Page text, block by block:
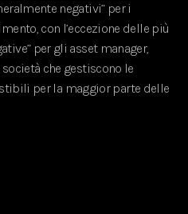
negativi” per i
con l’eccezione delle più
per gli asset manager,
che gestiscono le
per la maggior parte delle